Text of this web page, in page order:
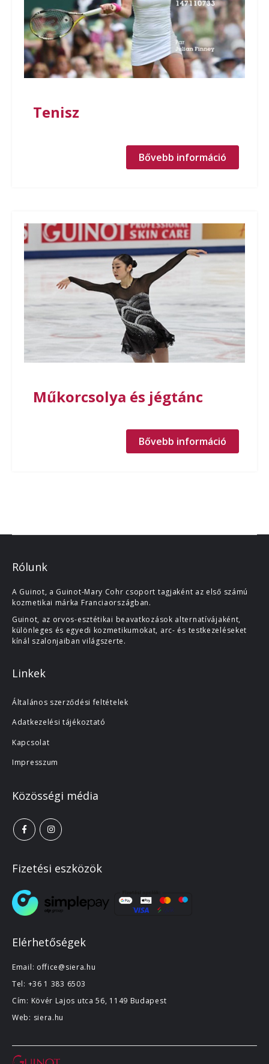
Tenisz
Bővebb információ
Műkorcsolya és jégtánc
Bővebb információ
Rólunk
A Guinot, a Guinot-Mary Cohr csoport tagjaként az első számú
kozmetikai márka Franciaországban.
Guinot, az orvos-esztétikai beavatkozások alternatívájaként,
különleges és egyedi kozmetikumokat, arc- és testkezeléseket
kínál szalonjaiban világszerte.
Linkek
Általános szerződési feltételek
Adatkezelési tájékoztató
Kapcsolat
Impresszum
Közösségi média
Fizetési eszközök
Elérhetőségek
Email: office@siera.hu
Tel: +36 1 383 6503
Cím: Kövér Lajos utca 56, 1149 Budapest
Web: siera.hu